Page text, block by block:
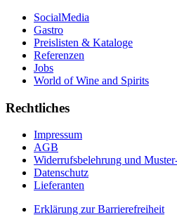
SocialMedia
Gastro
Preislisten & Kataloge
Referenzen
Jobs
World of Wine and Spirits
Rechtliches
Impressum
AGB
Widerrufsbelehrung und
Datenschutz
Lieferanten
Erklärung zur Barrierefreiheit